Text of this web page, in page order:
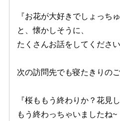
『お花が大好きでしょっち
と、懐かしそうに、
たくさんお話をしてくださ
次の訪問先でも寝たきりの
『桜ももう終わりか？花見
もう終わっちゃいましたね~